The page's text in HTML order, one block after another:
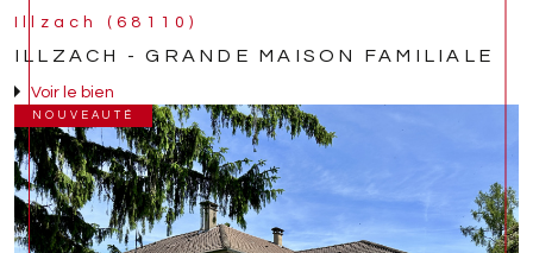
Illzach (68110)
ILLZACH - GRANDE MAISON FAMILIALE
Voir le bien
NOUVEAUTÉ